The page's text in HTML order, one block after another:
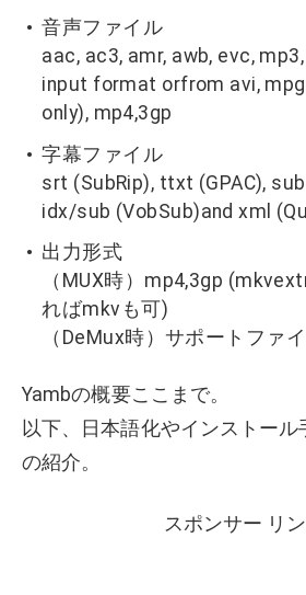
音声ファイル
aac, ac3, amr, awb, evc,
input format orfrom avi,
only), mp4,3gp
字幕ファイル
srt (SubRip), ttxt (GPAC),
idx/sub (VobSub)and xml
出力形式
（MUX時）mp4,3gp
ればmkvも可)
（DeMux時）サポートファ
Yambの概要ここまで。
以下、日本語化やインストー
の紹介。
スポンサー リ